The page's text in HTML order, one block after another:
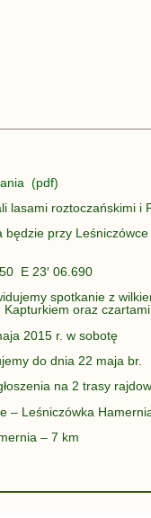
(pdf)
lasami roztoczańskimi i
będzie przy
E 23′ 06.690
spotkanie z
Kapturkiem oraz
2015 r. w sobotę
do dnia 22 maja br.
na 2 trasy
– Leśniczówka
– 7 km